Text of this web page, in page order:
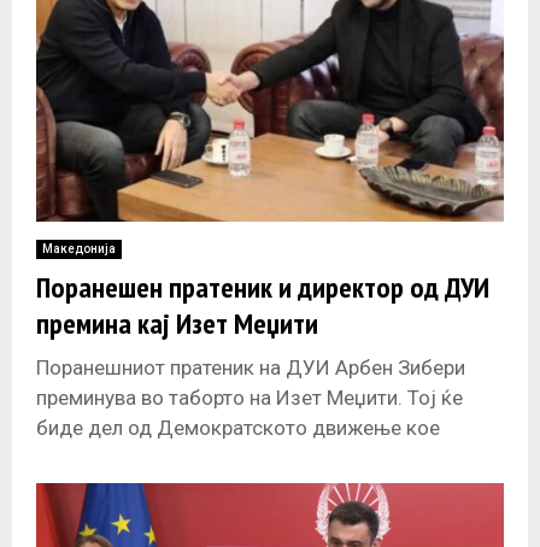
R
Y
M
E
N
U
Македонија
Поранешен пратеник и директор од ДУИ
премина кај Изет Меџити
Поранешниот пратеник на ДУИ Арбен Зибери
преминува во таборто на Изет Меџити. Тој ќе
биде дел од Демократското движење кое